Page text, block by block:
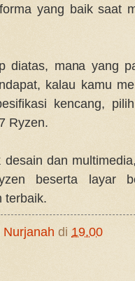
yang baik saat
diatas, mana yang
kalau kamu
kencang,
Ryzen.
desain dan
beserta layar
terbaik.
Nurjanah di 19.00